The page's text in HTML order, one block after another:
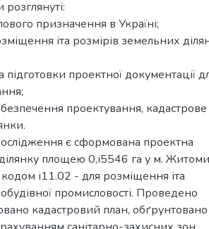
призначення в Україні;
іта розмірів земельних
проектної документації
проектування, кадастрове
є сформована проектна
площею 0,і5546 га у м.
і11.02 - для розміщення іта
промисловості. Проведено
кадастровий план, обґрунтовано